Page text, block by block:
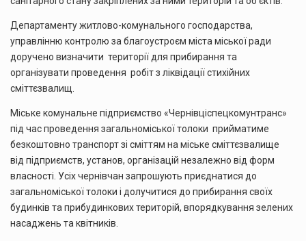
Департаменту житлово-комунального господарства,
управлінню контролю за благоустроєм міста міської ради
доручено визначити території для прибирання та
організувати проведення робіт з ліквідації стихійних
сміттєзвалищ.
Міське комунальне підприємство «Чернівціспецкомунтранс»
під час проведення загальноміської толоки прийматиме
безкоштовно транспорт зі сміттям на міське сміттєзвалище
від підприємств, установ, організацій незалежно від форм
власності. Усіх чернівчан запрошують приєднатися до
загальноміської толоки і долучитися до прибирання своїх
будинків та прибудинкових територій, впорядкування зелених
насаджень та квітників.